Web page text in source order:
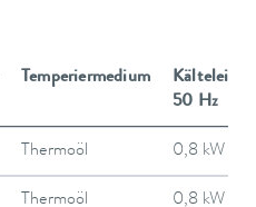
Temperiermedium
50 Hz
Thermoöl 0,8 kW
Thermoöl 0,8 kW